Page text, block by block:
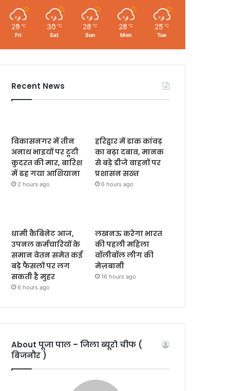
29 ℃
Fri
30 ℃
Sat
28 ℃
Sun
28 ℃
Mon
25 ℃
Tue
Recent News
विकासनगर में तीन
अनाथ भाइयों पर टूटी
कुदरत की मार, बारिश
में ढह गया आशियाना
2 hours ago
हरिद्वार में डाक कांवड़
का बढ़ा दबाव, मानक
से बड़े डीजे वाहनों पर
प्रशासन सख्त
6 hours ago
धामी कैबिनेट आज,
उपनल कर्मचारियों के
समान वेतन समेत कई
बड़े फैसलों पर लग
सकती है मुहर
6 hours ago
लखनऊ करेगा भारत
की पहली महिला
वॉलीबॉल लीग की
मेज़बानी
16 hours ago
About पूजा पाल – जिला ब्यूरो चीफ (
बिजनौर )